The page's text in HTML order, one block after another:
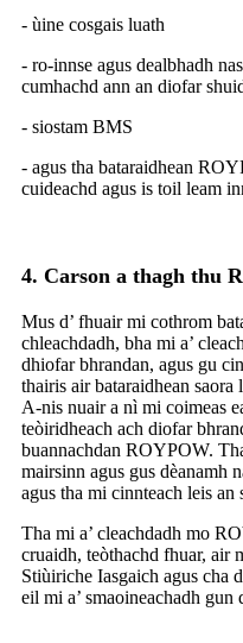
- ùine cosgais luath
- ro-innse agus dealbhadh
cumhachd ann an diofar
- siostam BMS
- agus tha bataraidhean
cuideachd agus is toil leam
4. Carson a thagh thu
Mus d’ fhuair mi cothrom
chleachdadh, bha mi a’
dhiofar bhrandan, agus gu
thairis air bataraidhean saora
A-nis nuair a nì mi coimeas
teòiridheach ach diofar
buannachdan ROYPOW.
mairsinn agus gus dèanamh
agus tha mi cinnteach leis an
Tha mi a’ cleachdadh mo
cruaidh, teòthachd fhuar, air
Stiùiriche Iasgaich agus cha
eil mi a’ smaoineachadh gun